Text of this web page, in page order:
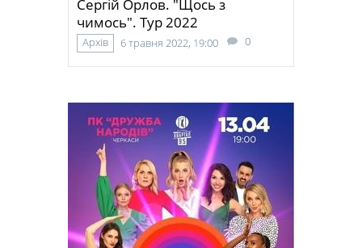
Сергій Орлов. "Щось з
чимось". Тур 2022
Архів 6 травня 2022, 19:00 0